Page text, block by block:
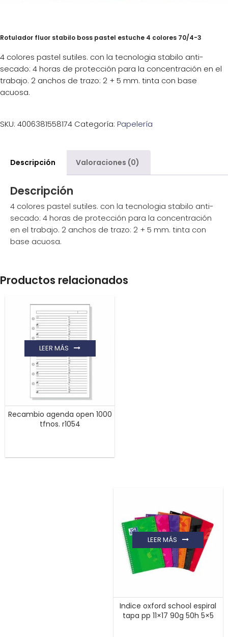
Rotulador fluor stabilo boss pastel estuche 4 colores 70/4-3
4 colores pastel sutiles. con la tecnologia stabilo anti-
secado: 4 horas de protección para la concentración en el
trabajo. 2 anchos de trazo: 2 + 5 mm. tinta con base
acuosa.
SKU: 4006381558174 Categoría: Papelería
Descripción Valoraciones (0)
Descripción
4 colores pastel sutiles. con la tecnologia stabilo anti-
secado: 4 horas de protección para la concentración
en el trabajo. 2 anchos de trazo: 2 + 5 mm. tinta con
base acuosa.
Productos relacionados
Recambio agenda open 1000
tfnos. r1054
LEER MÁS
Indice oxford school espiral
tapa pp 11×17 90g 50h 5×5
LEER MÁS